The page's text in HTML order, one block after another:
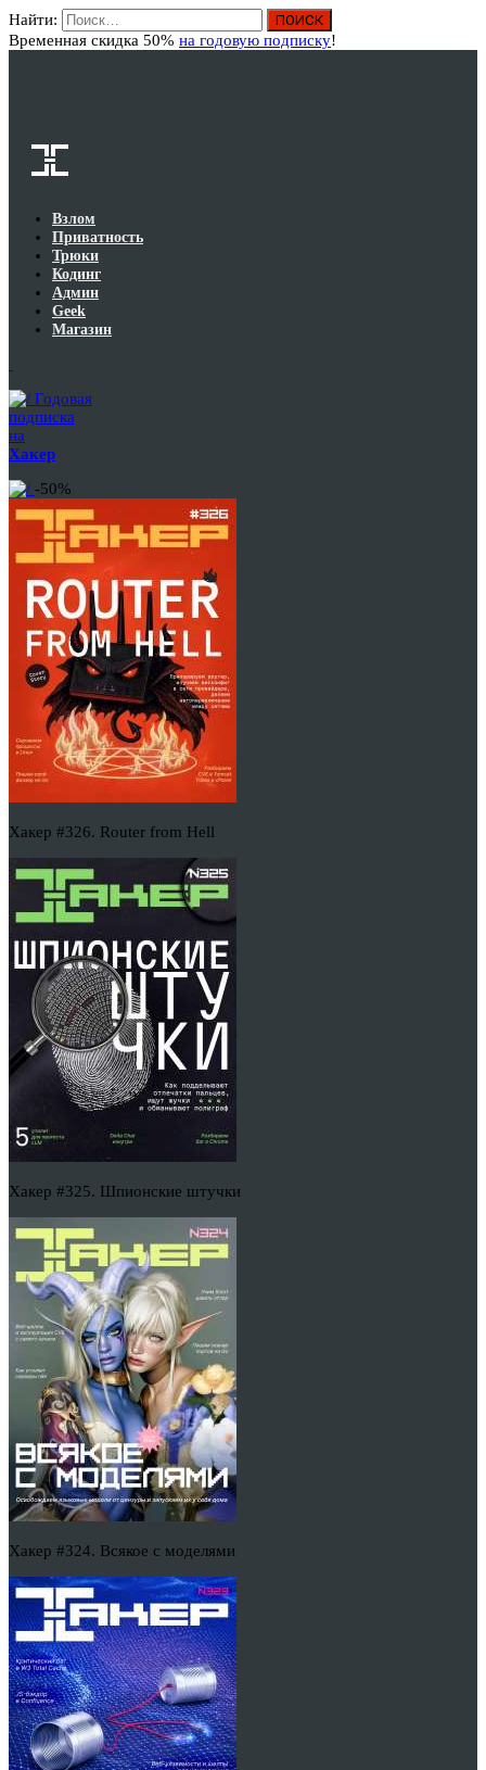
Найти:
Временная скидка 50% на годовую подписку!
Взлом
Приватность
Трюки
Кодинг
Админ
Geek
Магазин
Годовая
подписка
на
Хакер
-50%
Хакер #326. Router from Hell
Хакер #325. Шпионские штучки
Хакер #324. Всякое с моделями